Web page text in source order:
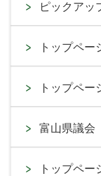
ピックアッ
トップペー
トップペー
富山県議会
トップペー